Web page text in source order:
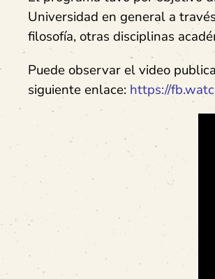
Universidad en general a
filosofía, otras disciplinas
Puede observar el video
siguiente enlace: https://